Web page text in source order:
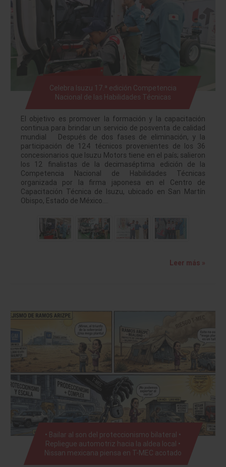
Celebra Isuzu 17.ª edición Competencia
Nacional de las Habilidades Técnicas
El objetivo es promover la formación y la capacitación
continua para brindar un servicio de posventa de calidad
mundial Después de dos fases de eliminación, y la
participación de 124 técnicos provenientes de los 36
concesionarios que Isuzu Motors tiene en el país; salieron
los 12 finalistas de la decimaséptima edición de la
Competencia Nacional de Habilidades Técnicas
organizada por la firma japonesa en el Centro de
Capacitación Técnica de Isuzu, ubicado en San Martín
Obispo, Estado de México.…
Leer más »
• Bailar al son del proteccionismo bilateral •
Repliegue automotriz hacia la aldea local •
Nissan mexicana piensa en T-MEC acotado